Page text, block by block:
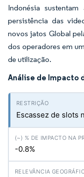
Indonésia
persistência das
novos jatos Global
dos operadores em
de utilização.
Análise de Impacto
Escassez de slots
-0.8%